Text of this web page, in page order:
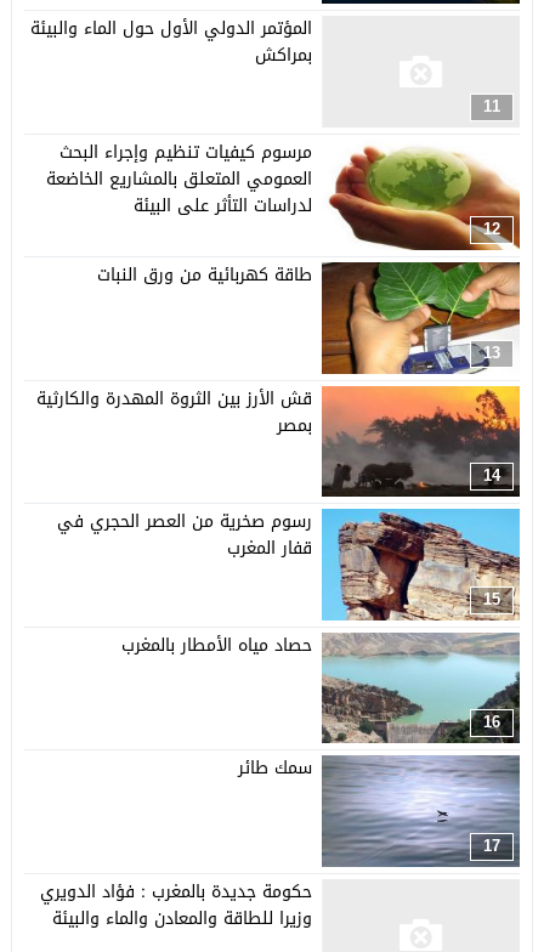
11
المؤتمر الدولي الأول حول الماء والبيئة
بمراكش
12
مرسوم كيفيات تنظيم وإجراء البحث
العمومي المتعلق بالمشاريع الخاضعة
لدراسات التأثر على البيئة
13
طاقة كهربائية من ورق النبات
14
قش الأرز بين الثروة المهدرة والكارثية
بمصر
15
رسوم صخرية من العصر الحجري في
قفار المغرب
16
حصاد مياه الأمطار بالمغرب
17
سمك طائر
حكومة جديدة بالمغرب : فؤاد الدويري
وزيرا للطاقة والمعادن والماء والبيئة